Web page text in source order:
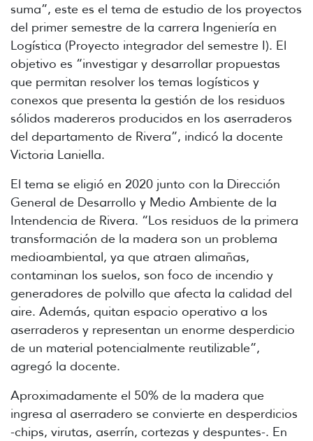
suma”, este es el tema de estudio de los proyectos
del primer semestre de la carrera Ingeniería en
Logística (Proyecto integrador del semestre I). El
objetivo es “investigar y desarrollar propuestas
que permitan resolver los temas logísticos y
conexos que presenta la gestión de los residuos
sólidos madereros producidos en los aserraderos
del departamento de Rivera”, indicó la docente
Victoria Laniella.
El tema se eligió en 2020 junto con la Dirección
General de Desarrollo y Medio Ambiente de la
Intendencia de Rivera. “Los residuos de la primera
transformación de la madera son un problema
medioambiental, ya que atraen alimañas,
contaminan los suelos, son foco de incendio y
generadores de polvillo que afecta la calidad del
aire. Además, quitan espacio operativo a los
aserraderos y representan un enorme desperdicio
de un material potencialmente reutilizable”,
agregó la docente.
Aproximadamente el 50% de la madera que
ingresa al aserradero se convierte en desperdicios
-chips, virutas, aserrín, cortezas y despuntes-. En